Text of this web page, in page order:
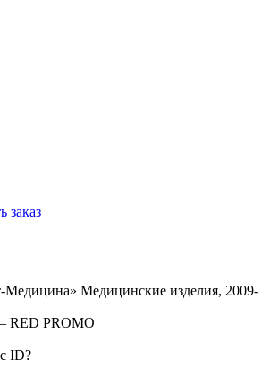
заказ
Медицинские изделия, 2009-
RED PROMO
ID?